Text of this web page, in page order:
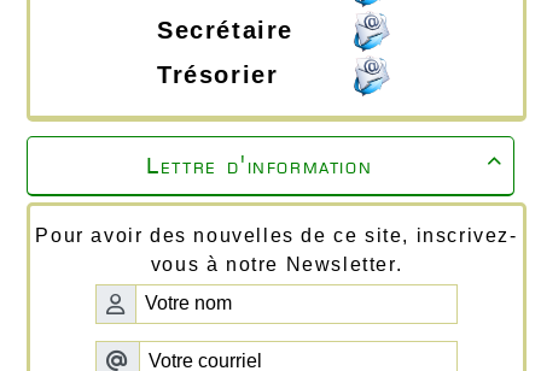
Secrétaire
Trésorier

Lettre d'information
Pour avoir des nouvelles de ce site, inscrivez-
vous à notre Newsletter.